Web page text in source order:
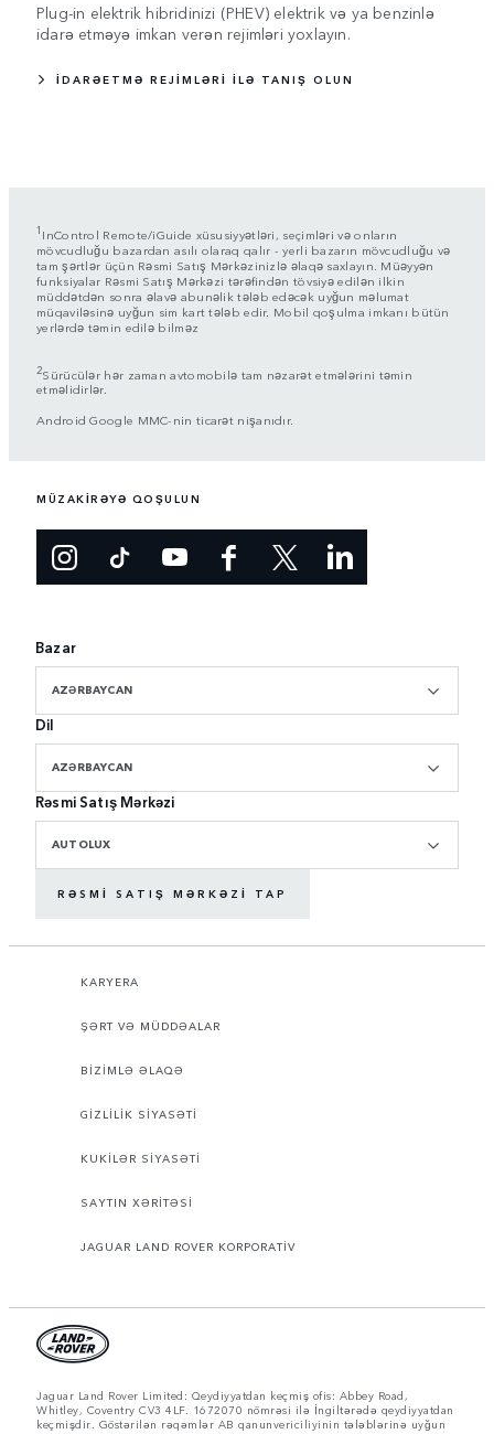
Plug-in elektrik hibridinizi (PHEV) elektrik və ya benzinlə
idarə etməyə imkan verən rejimləri yoxlayın.
İDARƏETMƏ REJİMLƏRİ İLƏ TANIŞ OLUN
1 InControl Remote/iGuide xüsusiyyətləri, seçimləri və onların
mövcudluğu bazardan asılı olaraq qalır - yerli bazarın mövcudluğu və
tam şərtlər üçün Rəsmi Satış Mərkəzinizlə əlaqə saxlayın. Müəyyən
funksiyalar Rəsmi Satış Mərkəzi tərəfindən tövsiyə edilən ilkin
müddətdən sonra əlavə abunəlik tələb edəcək uyğun məlumat
müqaviləsinə uyğun sim kart tələb edir. Mobil qoşulma imkanı bütün
yerlərdə təmin edilə bilməz
2Sürücülər hər zaman avtomobilə tam nəzarət etmələrini təmin
etməlidirlər.
Android Google MMC-nin ticarət nişanıdır.
MÜZAKİRƏYƏ QOŞULUN
Bazar
AZƏRBAYCAN
Dil
AZƏRBAYCAN
Rəsmi Satış Mərkəzi
AUTOLUX
RƏSMI SATIŞ MƏRKƏZI TAP
KARYERA
ŞƏRT VƏ MÜDDƏALAR
BİZİMLƏ ƏLAQƏ
GİZLİLİK SİYASƏTİ
KUKİLƏR SİYASƏTİ
SAYTIN XƏRİTƏSİ
JAGUAR LAND ROVER KORPORATİV
Jaguar Land Rover Limited: Qeydiyyatdan keçmiş ofis: Abbey Road,
Whitley, Coventry CV3 4LF. 1672070 nömrəsi ilə İngiltərədə qeydiyyatdan
keçmişdir. Göstərilən rəqəmlər AB qanunvericiliyinin tələblərinə uyğun